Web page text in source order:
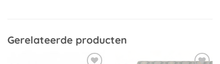
Gerelateerde producten